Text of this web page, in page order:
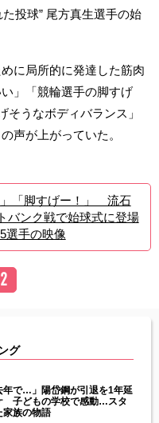
投球” 尾方真生選手の始
に局所的に発達した筋肉
」「競輪選手の脚すげ
そうなボディバランス」
声が上がっていた。
」「脚すげー！」 流石
バンク戦で始球式に登場
選手の映像
2
グ
年で…」陽岱鋼が引退を1年延
子どもの学校で感動…スタ
家族の物語